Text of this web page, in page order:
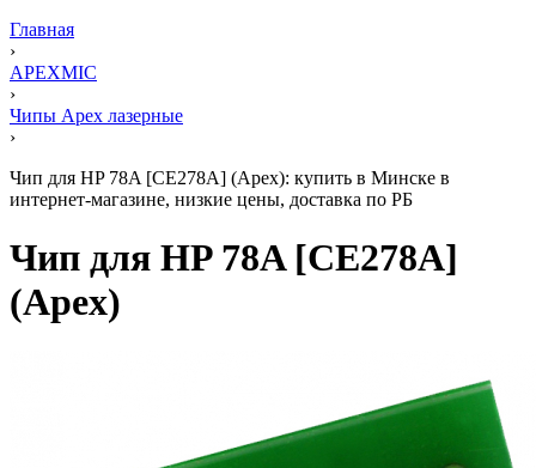
Главная
›
APEXMIC
›
Чипы Apex лазерные
›
Чип для HP 78A [CE278A] (Apex): купить в Минске в
интернет-магазине, низкие цены, доставка по РБ
Чип для HP 78A [CE278A]
(Apex)